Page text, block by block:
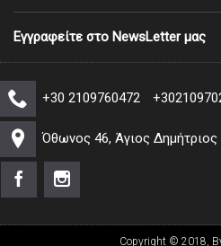
Εγγραφείτε στο NewsLetter μας
+30 2109760472
Όθωνος 46, Άγιος Δημήτριος
Copyright © 2018,